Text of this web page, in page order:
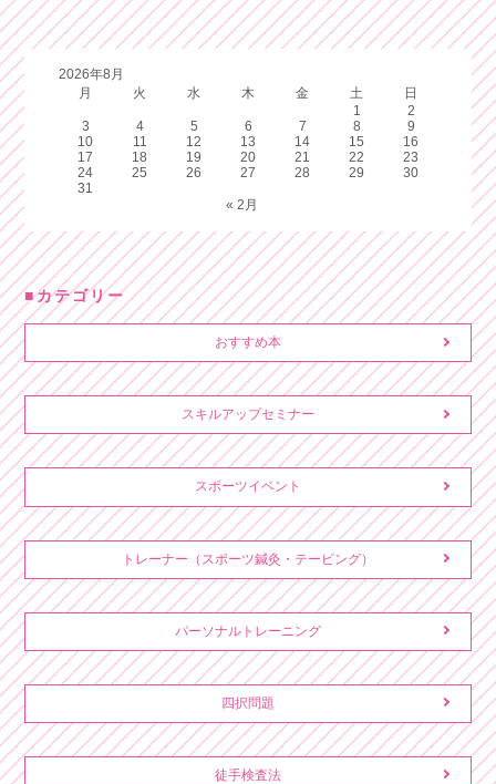
2026年8月
月
火 水 木 金 土
日
1
2
3
4 5 6 7 8
9
10
11 12 13 14 15
16
17
18 19 20 21 22
23
24
25 26 27 28 29
30
31
« 2月
カテゴリー
おすすめ本
スキルアップセミナー
スポーツイベント
トレーナー（スポーツ鍼灸・テーピング）
パーソナルトレーニング
四択問題
徒手検査法